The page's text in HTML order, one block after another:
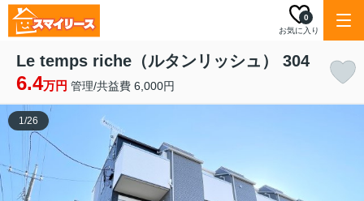
お気に入り
0
Le temps riche（ルタンリッシュ） 304
6.4万円 管理/共益費 6,000円
1/26